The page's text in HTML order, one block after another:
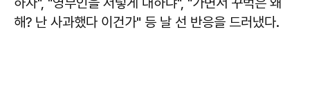
해? 난 사과했다 이건가" 등 날 선 반응을 드러냈다.